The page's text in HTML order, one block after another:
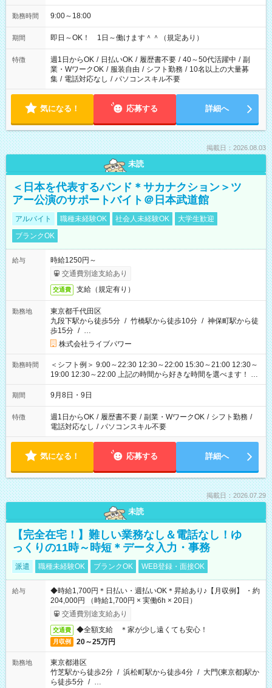
勤務時間 9:00～18:00
期間 即日～OK！ 1日～働けます＾＾（規定あり）
特徴 週1日からOK / 日払いOK / 履歴書不要 / 40～50代活躍中 / 副
業・WワークOK / 服装自由 / シフト勤務 / 10名以上の大量募
集 / 電話対応なし / パソコンスキル不要
気になる！ 応募する 詳細へ
掲載日：2026.08.03
未読
＜日本を代表するバンド＊サカナクション＞ツ
アー公演のサポートバイト＠日本武道館
アルバイト 職種未経験OK 社会人未経験OK
大学生歓迎
ブランクOK
給与
時給1250円～
交通費別途支給あり
交通費 支給（規定有り）
勤務地
東京都千代田区
九段下駅から徒歩5分 / 竹橋駅から徒歩10分 / 神保町駅から徒
歩15分 / …
株式会社ライブパワー
勤務時間
＜シフト例＞ 9:00～22:30 12:30～22:00 15:30～21:00 12:30～
19:00 12:30～22:00 上記の時間から好きな時間を選べます！ ※
時間は変更となる可能性があります
期間 9月8日・9日
特徴 週1日からOK / 履歴書不要 / 副業・WワークOK / シフト勤務 /
電話対応なし / パソコンスキル不要
気になる！ 応募する 詳細へ
掲載日：2026.07.29
未読
【完全在宅！】難しい業務なし＆電話なし！ゆ
っくりの11時～時短＊データ入力・事務
派遣 職種未経験OK ブランクOK WEB登録・面接OK
給与
◆時給1,700円＊日払い・週払いOK＊昇給あり♪【月収例】 ・約
204,000円 （時給1,700円 × 実働6h × 20日）
交通費別途支給あり
交通費 ◆全額支給 ＊家が少し遠くても安心！
月収例 20～25万円
勤務地
東京都港区
竹芝駅から徒歩2分 / 浜松町駅から徒歩4分 / 大門(東京都)駅か
ら徒歩5分 / …